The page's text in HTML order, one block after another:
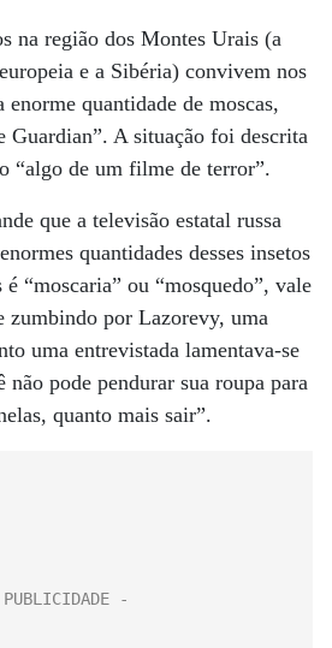
na região dos Montes Urais (a
e a Sibéria) convivem nos
quantidade de moscas,
Guardian”. A situação foi descrita
“algo de um filme de terror”.
que a televisão estatal russa
quantidades desses insetos
“moscaria” ou “mosquedo”, vale
zumbindo por Lazorevy, uma
uma entrevistada lamentava-se
não pode pendurar sua roupa para
quanto mais sair”.